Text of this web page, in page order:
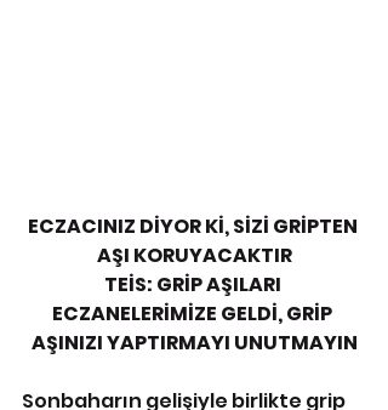
ECZACINIZ DİYOR Kİ, SİZİ GRİPTEN
AŞI KORUYACAKTIR
TEİS: GRİP AŞILARI
ECZANELERİMİZE GELDİ, GRİP
AŞINIZI YAPTIRMAYI UNUTMAYIN
Sonbaharın gelişiyle birlikte grip